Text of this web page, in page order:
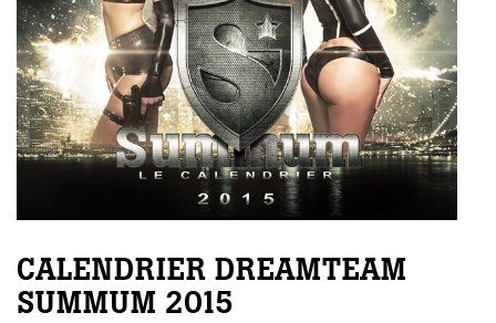
CALENDRIER DREAMTEAM
SUMMUM 2015